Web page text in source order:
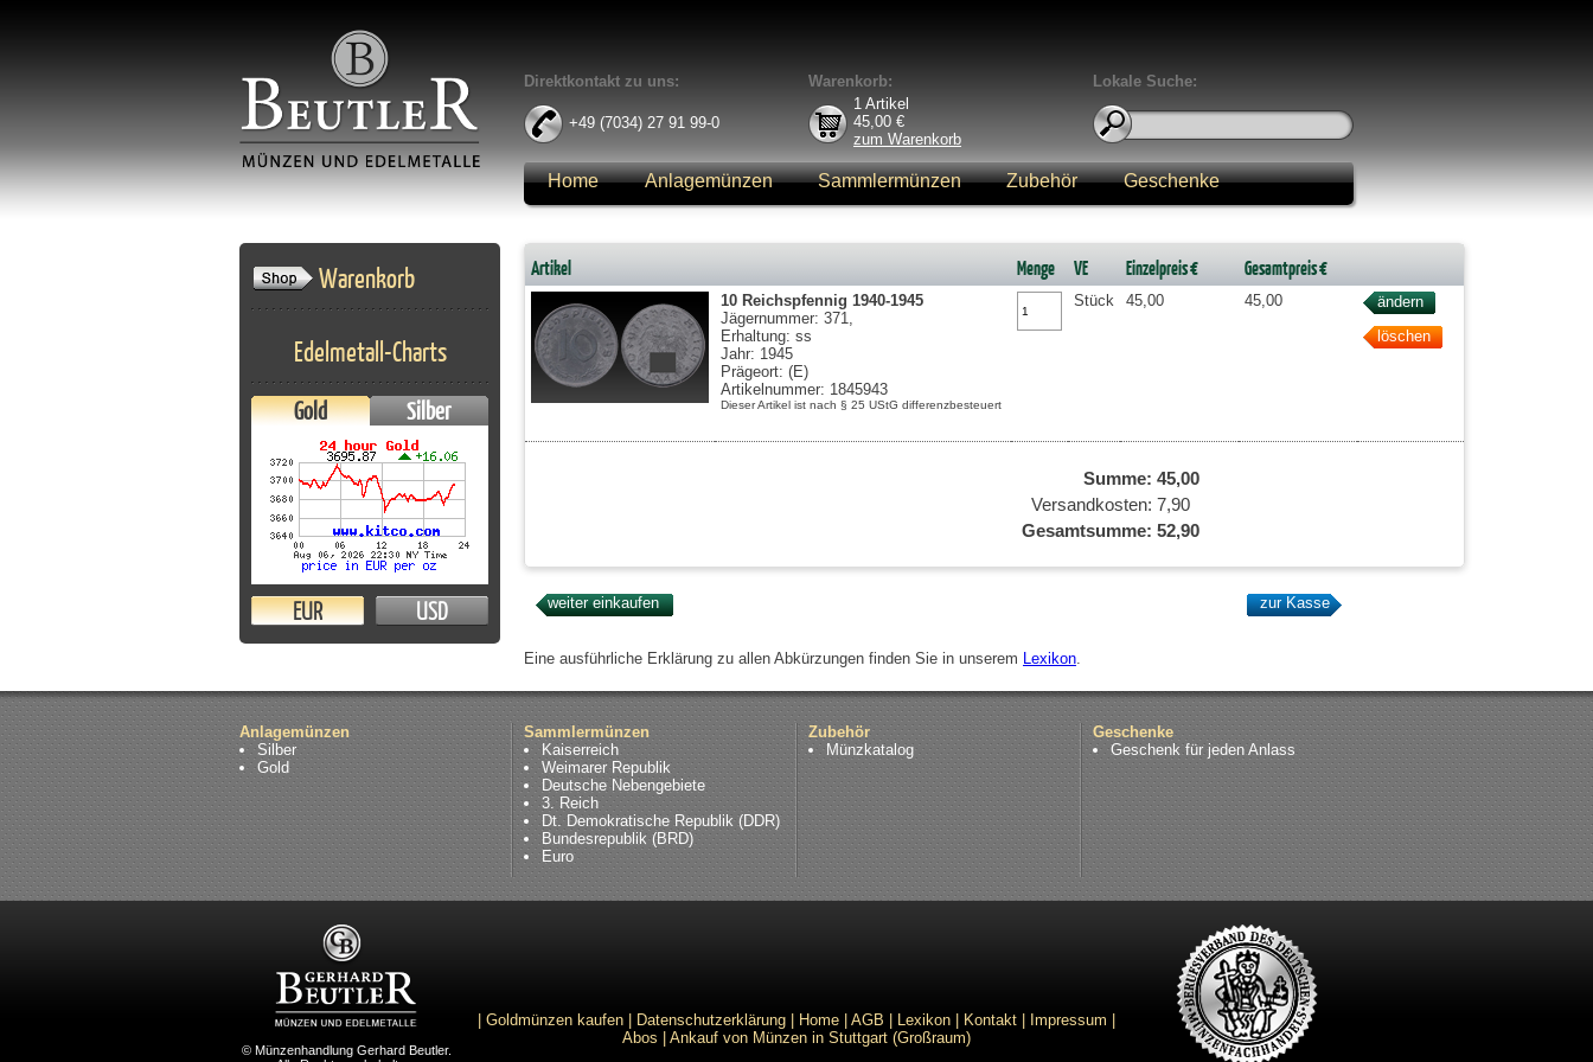
Direktkontakt zu uns:
+49 (7034) 27 91 99-0
Warenkorb:
1 Artikel
45,00 €
zum Warenkorb
Lokale Suche:
Home Anlagemünzen Sammlermünzen Zubehör Geschenke
Warenkorb
Edelmetall-Charts
Gold Silber
EUR USD
Artikel Menge VE Einzelpreis € Gesamtpreis €
10 Reichspfennig 1940-1945
Jägernummer: 371,
Erhaltung: ss
Jahr: 1945
Prägeort: (E)
Artikelnummer: 1845943
Dieser Artikel ist nach § 25 UStG differenzbesteuert
Stück 45,00 45,00
Summe: 45,00
Versandkosten: 7,90
Gesamtsumme: 52,90
Eine ausführliche Erklärung zu allen Abkürzungen finden Sie in unserem Lexikon
Anlagemünzen
Silber
Gold
Sammlermünzen
Kaiserreich
Weimarer Republik
Deutsche Nebengebiete
3. Reich
Dt. Demokratische Republik (DDR)
Bundesrepublik (BRD)
Euro
Zubehör
Münzkatalog
Geschenke
Geschenk für jeden Anlass
© Münzenhandlung Gerhard Beutler.
Goldmünzen kaufen Datenschutzerklärung Home AGB Lexikon Kontakt Impressum
Abos
Ankauf von Münzen in Stuttgart (Großraum)